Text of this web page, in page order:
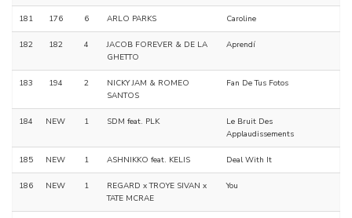
181 176 6 ARLO PARKS Caroline
182 182 4
JACOB FOREVER & DE LA
GHETTO
Aprendí
183 194 2
NICKY JAM & ROMEO
SANTOS
Fan De Tus Fotos
184 NEW 1 SDM feat. PLK
Le Bruit Des
Applaudissements
185 NEW 1 ASHNIKKO feat. KELIS Deal With It
186 NEW 1
REGARD x TROYE SIVAN x
TATE MCRAE
You